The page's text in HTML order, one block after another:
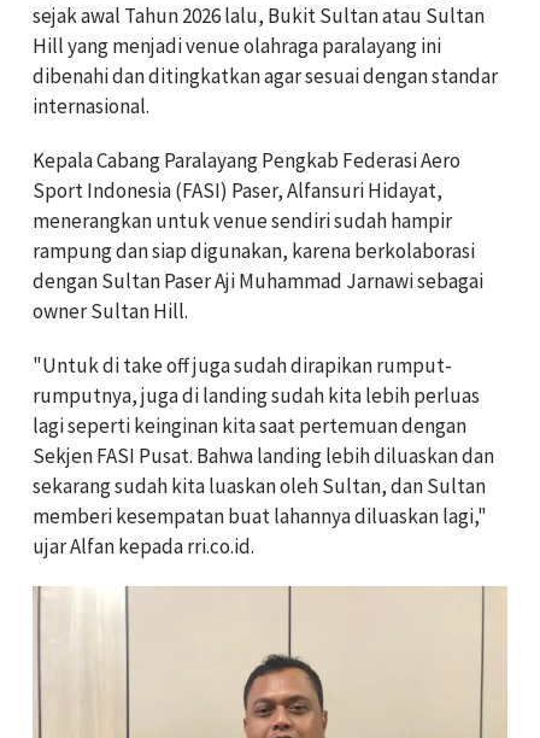
sejak awal Tahun 2026 lalu, Bukit Sultan atau Sultan
Hill yang menjadi venue olahraga paralayang ini
dibenahi dan ditingkatkan agar sesuai dengan standar
internasional.
Kepala Cabang Paralayang Pengkab Federasi Aero
Sport Indonesia (FASI) Paser, Alfansuri Hidayat,
menerangkan untuk venue sendiri sudah hampir
rampung dan siap digunakan, karena berkolaborasi
dengan Sultan Paser Aji Muhammad Jarnawi sebagai
owner Sultan Hill.
"Untuk di take off juga sudah dirapikan rumput-
rumputnya, juga di landing sudah kita lebih perluas
lagi seperti keinginan kita saat pertemuan dengan
Sekjen FASI Pusat. Bahwa landing lebih diluaskan dan
sekarang sudah kita luaskan oleh Sultan, dan Sultan
memberi kesempatan buat lahannya diluaskan lagi,"
ujar Alfan kepada rri.co.id.